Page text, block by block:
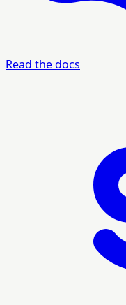
Read the docs